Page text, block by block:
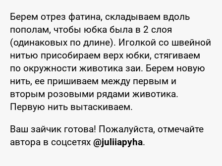
Берем отрез фатина, складываем вдоль
пополам, чтобы юбка была в 2 слоя
(одинаковых по длине). Иголкой со швейной
нитью присобираем верх юбки, стягиваем
по окружности животика заи. Берем новую
нить, ее пришиваем между первым и
вторым розовыми рядами животика.
Первую нить вытаскиваем.
Ваш зайчик готова! Пожалуйста, отмечайте
автора в соцсетях @juliiapyha.